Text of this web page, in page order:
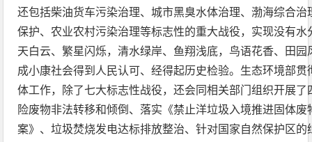
还包括柴油货车污染治理、城市黑臭水体治理、渤海综合
保护、农业农村污染治理等标志性的重大战役，实现没有
天白云、繁星闪烁，清水绿岸、鱼翔浅底，鸟语花香、田
成小康社会得到人民认可、经得起历史检验。生态环境部
体工作，除了七大标志性战役，还会同相关部门组织开展
险废物非法转移和倾倒、落实《禁止洋垃圾入境推进固体
案》、垃圾焚烧发电达标排放整治、针对国家自然保护区